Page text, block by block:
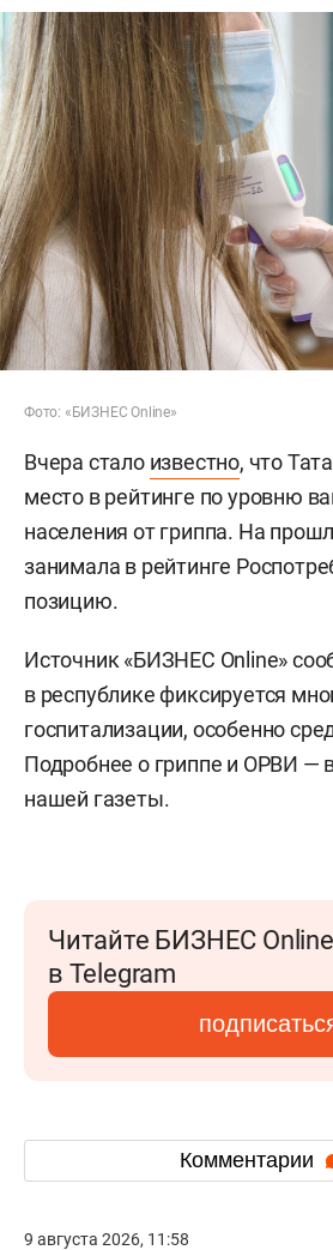
Фото: «БИЗНЕС Online»
Вчера стало известно, что
место в рейтинге по уровню
населения от гриппа. На
занимала в рейтинге
позицию.
Источник «БИЗНЕС Online»
в республике фиксируется
госпитализации, особенно
Подробнее о гриппе и ОРВИ —
нашей газеты.
Читайте БИЗНЕС Online
в Telegram
Комментарии
9 августа 2026, 11:58